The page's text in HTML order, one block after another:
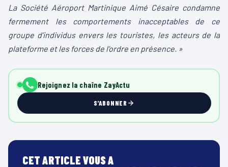
La Société Aéroport Martinique Aimé Césaire condamne
fermement les comportements inacceptables de ce
groupe d’individus envers les touristes, les acteurs de la
plateforme et les forces de l’ordre en présence. »
Rejoignez la chaîne ZayActu
S'ABONNER
CET ARTICLE VOUS A